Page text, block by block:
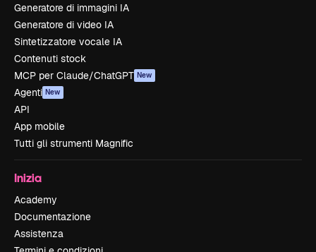
Generatore di immagini IA
Generatore di video IA
Sintetizzatore vocale IA
Contenuti stock
MCP per Claude/ChatGPT New
Agenti New
API
App mobile
Tutti gli strumenti Magnific
Inizia
Academy
Documentazione
Assistenza